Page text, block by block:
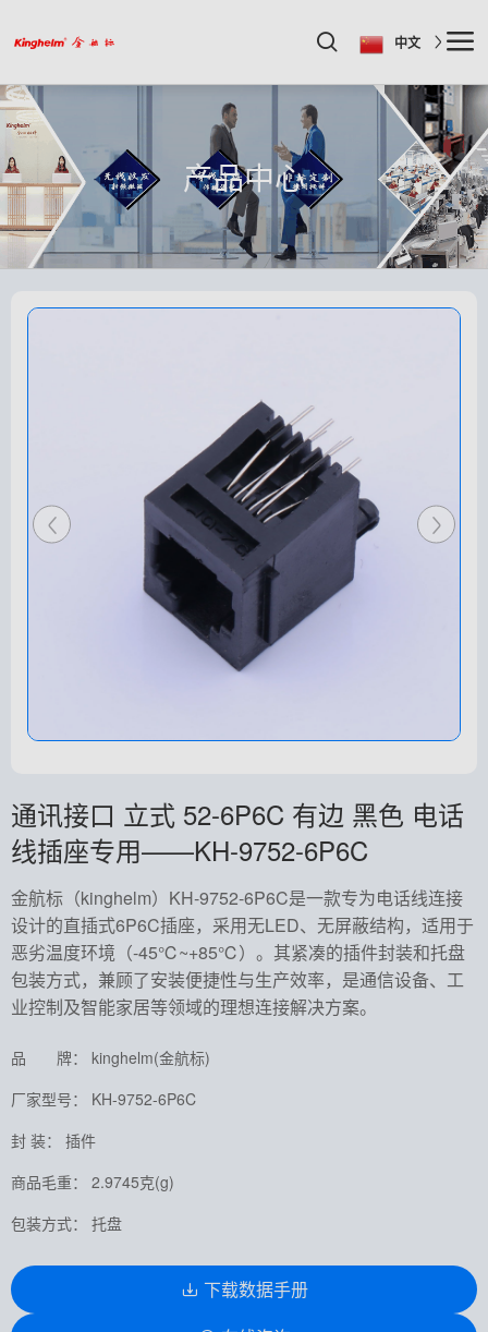
中文
产品中心
通讯接口 立式 52-6P6C 有边 黑色 电话
线插座专用——KH-9752-6P6C
金航标（kinghelm）KH-9752-6P6C是一款专为电话线连接
设计的直插式6P6C插座，采用无LED、无屏蔽结构，适用于
恶劣温度环境（-45℃~+85℃）。其紧凑的插件封装和托盘
包装方式，兼顾了安装便捷性与生产效率，是通信设备、工
业控制及智能家居等领域的理想连接解决方案。
品 牌： kinghelm(金航标)
厂家型号： KH-9752-6P6C
封 装： 插件
商品毛重： 2.9745克(g)
包装方式： 托盘
下载数据手册